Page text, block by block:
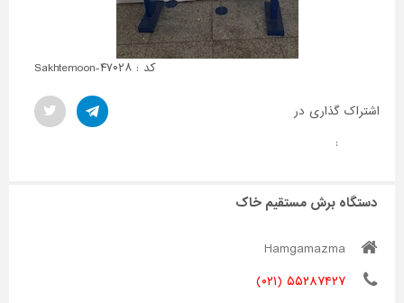
کد : Sakhtemoon-۴۷۰۲۸
اشتراک گذاری در
:
دستگاه برش مستقیم خاک
Hamgamazma
۵۵۲۸۷۴۲۷ (۰۲۱)